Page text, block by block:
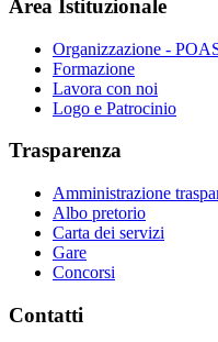
Area Istituzionale
Organizzazione -
Formazione
Lavora con noi
Logo e Patrocinio
Trasparenza
Amministrazione
Albo pretorio
Carta dei servizi
Gare
Concorsi
Contatti